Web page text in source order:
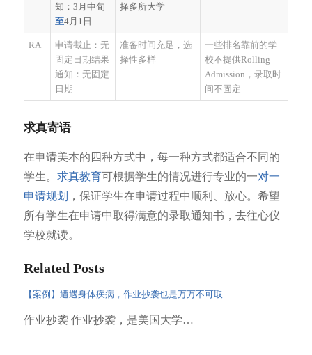
知：3月中旬
至4月1日
择多所大学
RA
申请截止：无
固定日期结果
通知：无固定
日期
准备时间充足，选
择性多样
一些排名靠前的学
校不提供Rolling
Admission，录取时
间不固定
求真寄语
在申请美本的四种方式中，每一种方式都适合不同的
学生。 求真教育可根据学生的情况进行专业的一对一
申请规划
，保证学生在申请过程中顺利、放心。希望
所有学生在申请中取得满意的录取通知书，去往心仪
学校就读。
Related Posts
【案例】遭遇身体疾病，作业抄袭也是万万不可取
作业抄袭 作业抄袭，是美国大学…